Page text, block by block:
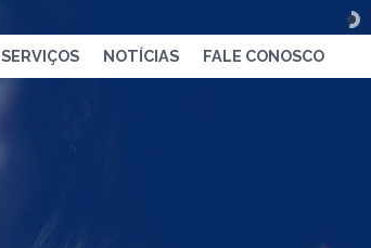
SERVIÇOS NOTÍCIAS FALE CONOSCO